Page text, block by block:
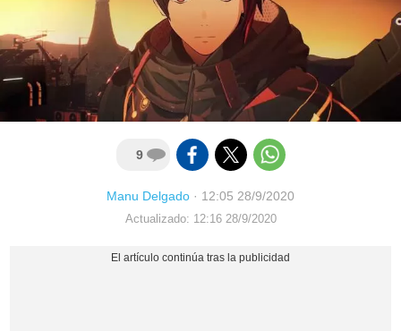
9
Manu Delgado · 12:05 28/9/2020
Actualizado: 12:16 28/9/2020